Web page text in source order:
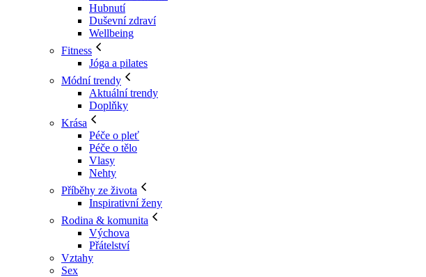
Hubnutí
Duševní zdraví
Wellbeing
Fitness
Jóga a pilates
Módní trendy
Aktuální trendy
Doplňky
Krása
Péče o pleť
Péče o tělo
Vlasy
Nehty
Příběhy ze života
Inspirativní ženy
Rodina & komunita
Výchova
Přátelství
Vztahy
Sex